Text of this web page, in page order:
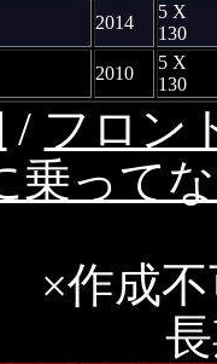
2014
5 X
130
2010
5 X
130
/ フロン
乗って
作成